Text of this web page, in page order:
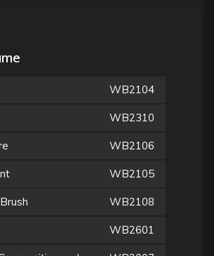
WB2104
WB2310
WB2106
WB2105
WB2108
WB2601